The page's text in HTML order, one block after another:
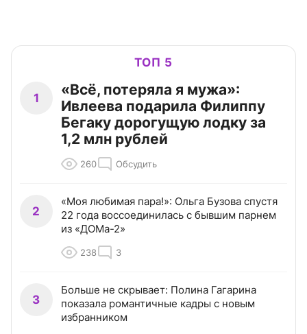
ТОП 5
1
«Всё, потеряла я мужа»:
Ивлеева подарила Филиппу
Бегаку дорогущую лодку за
1,2 млн рублей
260 Обсудить
2
«Моя любимая пара!»: Ольга Бузова спустя
22 года воссоединилась с бывшим парнем
из «ДОМа-2»
238 3
3
Больше не скрывает: Полина Гагарина
показала романтичные кадры с новым
избранником